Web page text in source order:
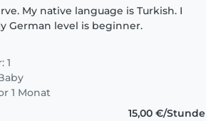
My native language is Turkish. I
German level is beginner.
1
1 Monat
15,00 €/Stunde